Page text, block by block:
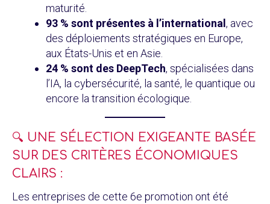
maturité.
93 % sont présentes à l’international , avec
des déploiements stratégiques en Europe,
aux États-Unis et en Asie.
24 % sont des DeepTech, spécialisées dans
l’IA, la cybersécurité, la santé, le quantique ou
encore la transition écologique.
🔍 UNE SÉLECTION EXIGEANTE BASÉE
SUR DES CRITÈRES ÉCONOMIQUES
CLAIRS :
Les entreprises de cette 6e promotion ont été